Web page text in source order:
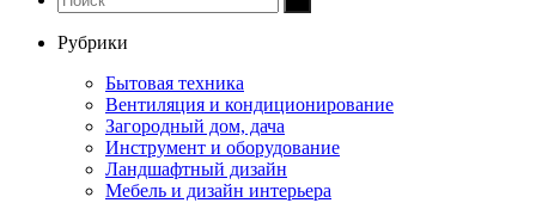
Рубрики
Бытовая техника
Вентиляция и кондиционирование
Загородный дом, дача
Инструмент и оборудование
Ландшафтный дизайн
Мебель и дизайн интерьера